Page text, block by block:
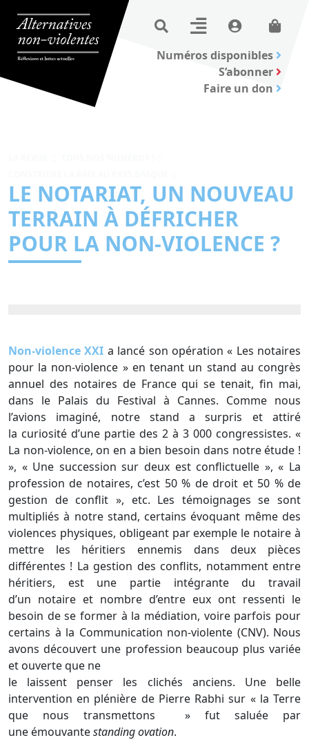
Numéros disponibles
S’abonner
Faire un don
LE NOTARIAT, UN NOUVEAU
TERRAIN À DÉFRICHER
POUR LA NON-VIOLENCE ?
Non-violence XXI a lancé son opération « Les notaires
pour la non-violence » en tenant un stand au congrès
annuel des notaires de France qui se tenait, fin mai,
dans le Palais du Festival à Cannes. Comme nous
l’avions imaginé, notre stand a surpris et attiré
la curiosité d’une partie des 2 à 3 000 congressistes. «
La non-violence, on en a bien besoin dans notre étude !
», « Une succession sur deux est conflictuelle », « La
profession de notaires, c’est 50 % de droit et 50 % de
gestion de conflit », etc. Les témoignages se sont
multipliés à notre stand, certains évoquant même des
violences physiques, obligeant par exemple le notaire à
mettre les héritiers ennemis dans deux pièces
différentes ! La gestion des conflits, notamment entre
héritiers, est une partie intégrante du travail
d’un notaire et nombre d’entre eux ont ressenti le
besoin de se former à la médiation, voire parfois pour
certains à la Communication non-violente (CNV). Nous
avons découvert une profession beaucoup plus variée
et ouverte que ne
le laissent penser les clichés anciens. Une belle
intervention en plénière de Pierre Rabhi sur « la Terre
que nous transmettons » fut saluée par
une émouvantestanding ovation.